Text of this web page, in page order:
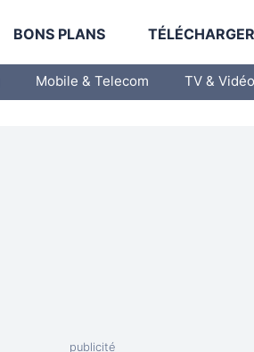
BONS PLANS
Mobile & Telecom TV & Vidéo